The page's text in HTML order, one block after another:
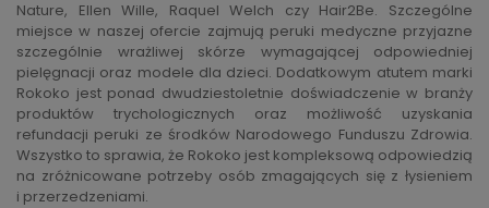
Nature, Ellen Wille, Raquel Welch czy Hair2Be. Szczególne
miejsce w naszej ofercie zajmują peruki medyczne przyjazne
szczególnie wrażliwej skórze wymagającej odpowiedniej
pielęgnacji oraz modele dla dzieci. Dodatkowym atutem marki
Rokoko jest ponad dwudziestoletnie doświadczenie w branży
produktów trychologicznych oraz możliwość uzyskania
refundacji peruki ze środków Narodowego Funduszu Zdrowia.
Wszystko to sprawia, że Rokoko jest kompleksową odpowiedzią
na zróżnicowane potrzeby osób zmagających się z łysieniem
i przerzedzeniami.